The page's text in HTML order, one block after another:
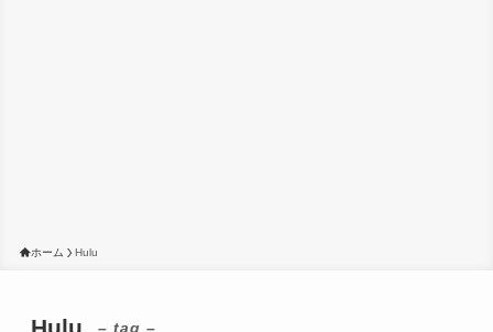
ホーム Hulu
– tag –